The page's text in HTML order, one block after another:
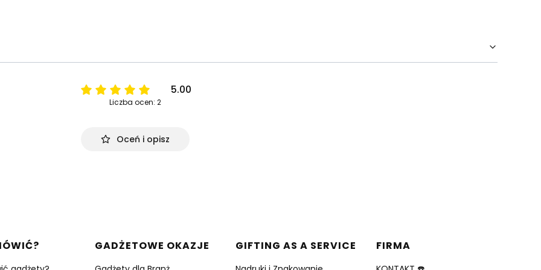
5.00
Liczba ocen: 2
Oceń i opisz
GADŻETOWE OKAZJE GIFTING AS A SERVICE FIRMA